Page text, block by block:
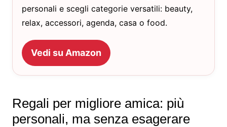
personali e scegli categorie versatili: beauty,
relax, accessori, agenda, casa o food.
Vedi su Amazon
Regali per migliore amica: più
personali, ma senza esagerare